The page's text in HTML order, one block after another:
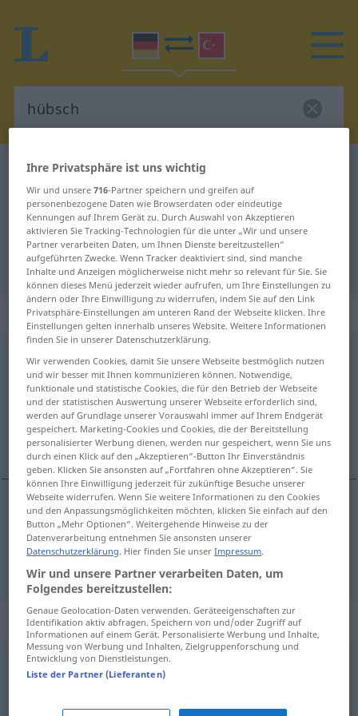
Deutsch-Türkisch Wörterbuch
Deutsch-Türkisch Übersetzung für
"hübsch"
"hübsch" Türkisch Übersetzung
„hübsch“: Adjektiv, adjektivisch
hübschadj
Übersicht aller Übersetzungen
(Für mehr Details die Übersetzung anklicken/antippen)
güzel, sevimli, şirin, zarif
güzel,sevimli,şirin hübsch
zarif hübschGeschenk
Synonyme für "hübsch"
(ganz) schön,ziemlich (ugs.)
Ihre Privatsphäre ist uns wichtig
Wir und unsere716-Partner speichern und greifen auf
personenbezogene Daten wie Browserdaten oder eindeutige
Kennungen auf Ihrem Gerät zu. Durch Auswahl von Akzeptieren
aktivieren Sie Tracking-Technologien für die unter „Wir und unsere
Partner verarbeiten Daten, um Ihnen Dienste bereitzustellen“
aufgeführten Zwecke. Wenn Tracker deaktiviert sind, sind manche
Inhalte und Anzeigen möglicherweise nicht mehr so relevant für Sie. Sie
können dieses Menü jederzeit wieder aufrufen, um Ihre Einstellungen zu
ändern oder Ihre Einwilligung zu widerrufen, indem Sie auf den Link
Privatsphäre-Einstellungen am unteren Rand der Webseite klicken. Ihre
Einstellungen gelten innerhalb unseres Website. Weitere Informationen
finden Sie in unserer Datenschutzerklärung.
Wir verwenden Cookies, damit Sie unsere Webseite bestmöglich nutzen
und wir besser mit Ihnen kommunizieren können. Notwendige,
funktionale und statistische Cookies, die für den Betrieb der Webseite
und der statistischen Auswertung unserer Webseite erforderlich sind,
werden auf Grundlage unserer Vorauswahl immer auf Ihrem Endgerät
gespeichert. Marketing-Cookies und Cookies, die der Bereitstellung
personalisierter Werbung dienen, werden nur gespeichert, wenn Sie uns
durch einen Klick auf den „Akzeptieren“-Button Ihr Einverständnis
geben. Klicken Sie ansonsten auf „Fortfahren ohne Akzeptieren“. Sie
können Ihre Einwilligung jederzeit für zukünftige Besuche unserer
Webseite widerrufen. Wenn Sie weitere Informationen zu den Cookies
und den Anpassungsmöglichkeiten möchten, klicken Sie einfach auf den
Button „Mehr Optionen“. Weitergehende Hinweise zu der
Datenverarbeitung entnehmen Sie ansonsten unserer
Datenschutzerklärung. Hier finden Sie unserImpressum.
Wir und unsere Partner verarbeiten Daten, um
Folgendes bereitzustellen:
Genaue Geolocation-Daten verwenden. Geräteeigenschaften zur
Identifikation aktiv abfragen. Speichern von und/oder Zugriff auf
Informationen auf einem Gerät. Personalisierte Werbung und Inhalte,
Messung von Werbung und Inhalten, Zielgruppenforschung und
Entwicklung von Dienstleistungen.
Liste der Partner (Lieferanten)